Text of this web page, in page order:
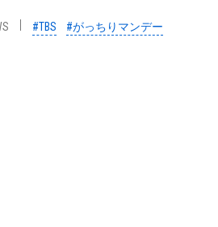
#TBS #がっちりマンデー